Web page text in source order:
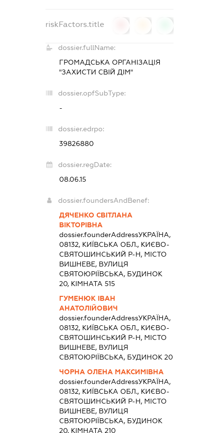
riskFactors.title
dossier.fullName:
ГРОМАДСЬКА ОРГАНІЗАЦІЯ
"ЗАХИСТИ СВІЙ ДІМ"
dossier.opfSubType:
-
dossier.edrpo:
39826880
dossier.regDate:
08.06.15
dossier.foundersAndBenef:
ДЯЧЕНКО СВІТЛАНА
ВІКТОРІВНА
dossier.founderAddressУКРАЇНА,
08132, КИЇВСЬКА ОБЛ., КИЄВО-
СВЯТОШИНСЬКИЙ Р-Н, МІСТО
ВИШНЕВЕ, ВУЛИЦЯ
СВЯТОЮРІЇВСЬКА, БУДИНОК
20, КІМНАТА 515
ГУМЕНЮК ІВАН
АНАТОЛІЙОВИЧ
dossier.founderAddressУКРАЇНА,
08132, КИЇВСЬКА ОБЛ., КИЄВО-
СВЯТОШИНСЬКИЙ Р-Н, МІСТО
ВИШНЕВЕ, ВУЛИЦЯ
СВЯТОЮРІЇВСЬКА, БУДИНОК 20
ЧОРНА ОЛЕНА МАКСИМІВНА
dossier.founderAddressУКРАЇНА,
08132, КИЇВСЬКА ОБЛ., КИЄВО-
СВЯТОШИНСЬКИЙ Р-Н, МІСТО
ВИШНЕВЕ, ВУЛИЦЯ
СВЯТОЮРІЇВСЬКА, БУДИНОК
20, КІМНАТА 210